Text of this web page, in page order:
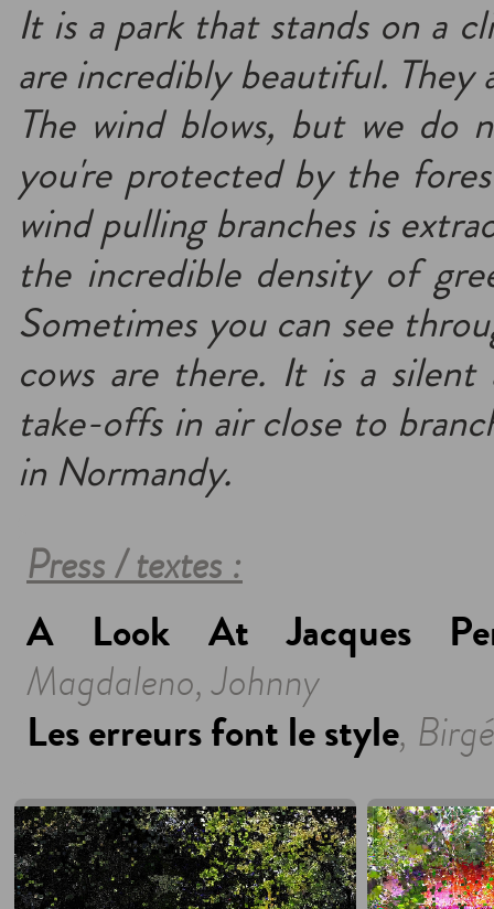
It is a park that stands on a
are incredibly beautiful. They
The wind blows, but we
you're protected by the
wind pulling branches is
the incredible density of
Sometimes you can see
cows are there. It is a
take-offs in air close to
in Normandy.
Press / textes :
A Look At Jacques
Magdaleno, Johnny
Les erreurs font le style,